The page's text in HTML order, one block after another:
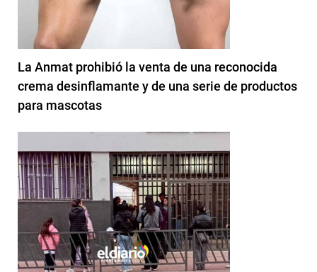
La Anmat prohibió la venta de una reconocida
crema desinflamante y de una serie de productos
para mascotas